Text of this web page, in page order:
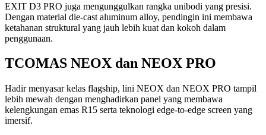
EXIT D3 PRO juga mengunggulkan rangka unibodi yang presisi.
Dengan material die-cast aluminum alloy, pendingin ini membawa
ketahanan struktural yang jauh lebih kuat dan kokoh dalam
penggunaan.
TCOMAS NEOX dan NEOX PRO
Hadir menyasar kelas flagship, lini NEOX dan NEOX PRO tampil
lebih mewah dengan menghadirkan panel yang membawa
kelengkungan emas R15 serta teknologi edge-to-edge screen yang
imersif.